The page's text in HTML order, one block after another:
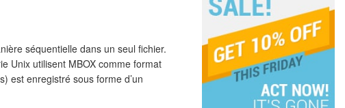
séquentielle dans un seul fichier.
Unix utilisent MBOX comme format
est enregistré sous forme d’un